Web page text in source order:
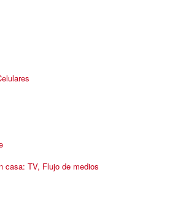
casa: TV, Flujo de medios